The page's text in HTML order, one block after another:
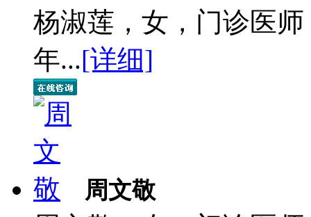
杨淑莲，女，门诊医
年...[详细]
周文敬